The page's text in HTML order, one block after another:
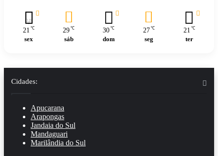
21 ℃
sex
29 ℃
sáb
30 ℃
dom
27 ℃
seg
21 ℃
ter
Cidades:
Apucarana
Arapongas
Jandaia do Sul
Mandaguari
Marilândia do Sul